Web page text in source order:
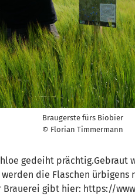
Braugerste fürs Biobier
© Florian Timmermann
gedeiht
die Flaschen
Brauerei gibt hier: https://